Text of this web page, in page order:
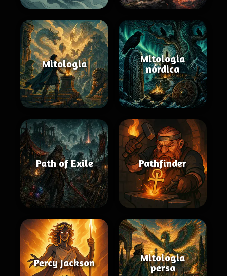
Mitologia
Mitologia
nórdica
Path of Exile Pathfinder
Percy Jackson
Mitologia
persa